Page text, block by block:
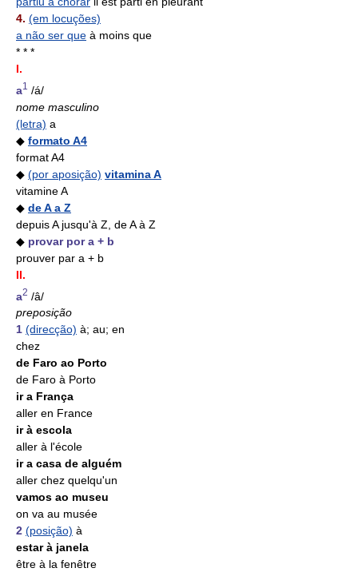
4. (em locuções)
a não ser que à moins que
* * *
I.
a1 /á/
nome masculino
(letra) a
◆ formato A4
format A4
◆ (por aposição) vitamina A
vitamine A
◆ de A a Z
depuis A jusqu'à Z, de A à Z
◆ provar por a + b
prouver par a + b
II.
a2 /â/
preposição
1 (direcção) à; au; en
chez
de Faro ao Porto
de Faro à Porto
ir a França
aller en France
ir à escola
aller à l'école
ir a casa de alguém
aller chez quelqu'un
vamos ao museu
on va au musée
2 (posição) à
estar à janela
être à la fenêtre